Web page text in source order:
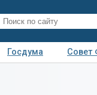
Госдума
Совет